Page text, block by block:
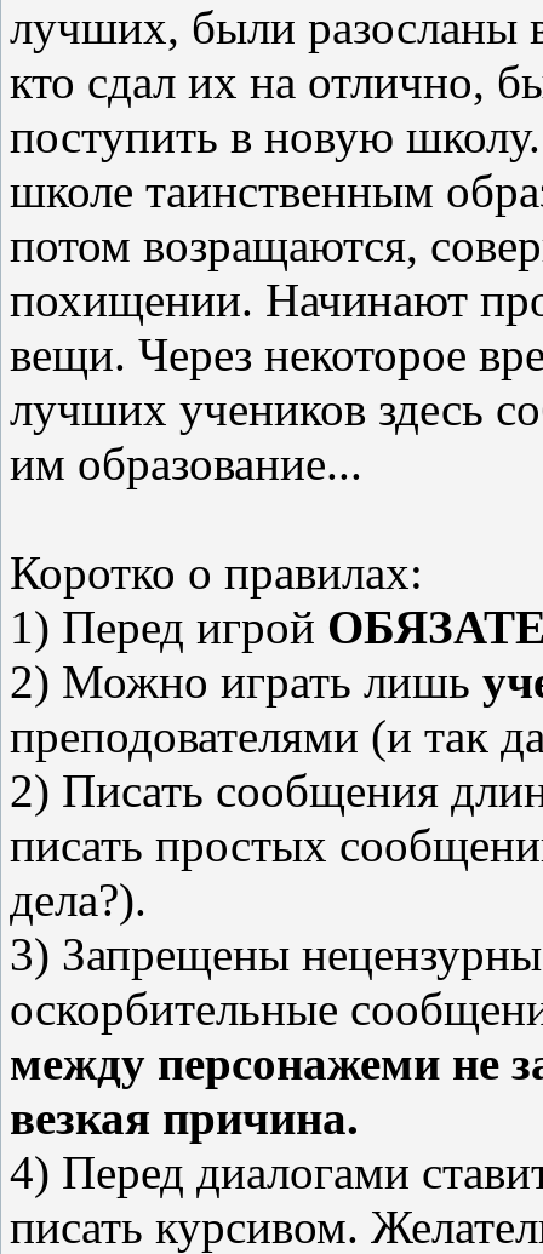
лучших, были разосланы
кто сдал их на отлично,
поступить в новую
школе таинственным
потом возращаются,
похищении. Начинают
вещи. Через некоторое
лучших учеников здесь
им образование...
Коротко о правилах:
1) Перед игрой
2) Можно играть лишь
преподователями (и так
2) Писать сообщения
писать простых
дела?).
3) Запрещены
оскорбительные
между персонажеми не
везкая причина.
4) Перед диалогами
писать курсивом.